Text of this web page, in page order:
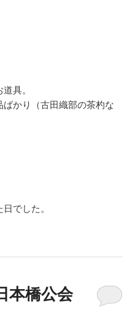
具。
かり（古田織部の茶杓な
でした。
本橋公会